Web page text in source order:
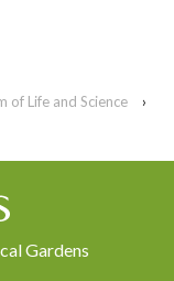
of Life and Science
›
Gardens